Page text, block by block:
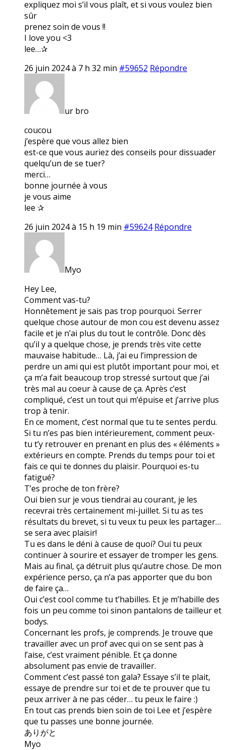
expliquez moi s’il vous plaît, et si vous voulez bien
sûr
prenez soin de vous !!
I love you <3
lee…✰
26 juin 2024 à 7 h 32 min #59652 Répondre
ur bro
coucou
j’espère que vous allez bien
est-ce que vous auriez des conseils pour dissuader
quelqu’un de se tuer?
merci…
bonne journée à vous
je vous aime
lee ✰
26 juin 2024 à 15 h 19 min #59624 Répondre
Myo
Hey Lee,
Comment vas-tu?
Honnêtement je sais pas trop pourquoi. Serrer
quelque chose autour de mon cou est devenu assez
facile et je n’ai plus du tout le contrôle. Donc dès
qu’il y a quelque chose, je prends très vite cette
mauvaise habitude… Là, j’ai eu l’impression de
perdre un ami qui est plutôt important pour moi, et
ça m’a fait beaucoup trop stressé surtout que j’ai
très mal au coeur à cause de ça. Après c’est
compliqué, c’est un tout qui m’épuise et j’arrive plus
trop à tenir.
En ce moment, c’est normal que tu te sentes perdu.
Si tu n’es pas bien intérieurement, comment peux-
tu t’y retrouver en prenant en plus des « éléments »
extérieurs en compte. Prends du temps pour toi et
fais ce qui te donnes du plaisir. Pourquoi es-tu
fatigué?
T’es proche de ton frère?
Oui bien sur je vous tiendrai au courant, je les
recevrai très certainement mi-juillet. Si tu as tes
résultats du brevet, si tu veux tu peux les partager…
se sera avec plaisir!
Tu es dans le déni à cause de quoi? Oui tu peux
continuer à sourire et essayer de tromper les gens.
Mais au final, ça détruit plus qu’autre chose. De mon
expérience perso, ça n’a pas apporter que du bon
de faire ça…
Oui c’est cool comme tu t’habilles. Et je m’habille des
fois un peu comme toi sinon pantalons de tailleur et
bodys.
Concernant les profs, je comprends. Je trouve que
travailler avec un prof avec qui on se sent pas à
l’aise, c’est vraiment pénible. Et ça donne
absolument pas envie de travailler.
Comment c’est passé ton gala? Essaye s’il te plait,
essaye de prendre sur toi et de te prouver que tu
peux arriver à ne pas céder… tu peux le faire :)
En tout cas prends bien soin de toi Lee et j’espère
que tu passes une bonne journée.
ありがと
Myo